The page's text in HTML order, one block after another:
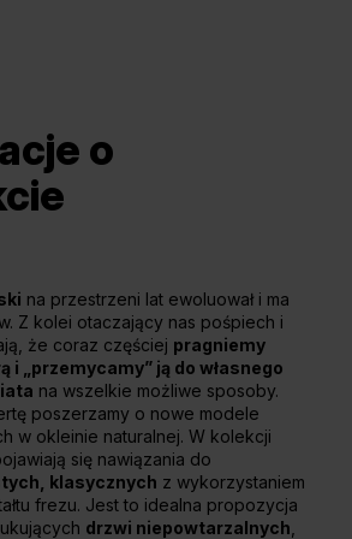
o
na przestrzeni lat ewoluował i ma
Z kolei otaczający nas pośpiech i
że coraz częściej pragniemy
i „przemycamy” ją do własnego
na wszelkie możliwe sposoby.
poszerzamy o nowe modele
w okleinie naturalnej. W kolekcji
się nawiązania do
klasycznych z wykorzystaniem
frezu. Jest to idealna propozycja
drzwi niepowtarzalnych